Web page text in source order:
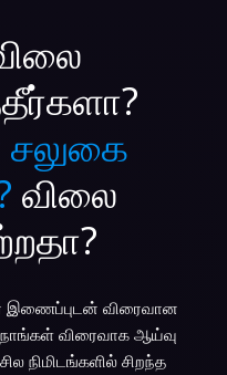
விலை
இணைப்புடன் விரைவான
விரைவாக ஆய்வு
நிமிடங்களில் சிறந்த